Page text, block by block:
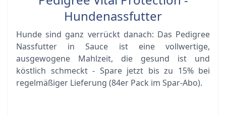
Hundenassfutter
Hunde sind ganz verrückt danach: Das Pedigree
Nassfutter in Sauce ist eine vollwertige,
ausgewogene Mahlzeit, die gesund ist und
köstlich schmeckt - Spare jetzt bis zu 15% bei
regelmäßiger Lieferung (84er Pack im Spar-Abo).